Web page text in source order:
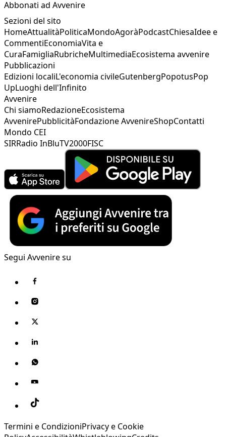
Abbonati ad Avvenire
Sezioni del sito
HomeAttualitàPoliticaMondoAgoràPodcastChiesaIdee e
CommentiEconomiaVita e
CuraFamigliaRubricheMultimediaEcosistema avvenire
Pubblicazioni
Edizioni localiL'economia civileGutenbergPopotusPop
UpLuoghi dell'Infinito
Avvenire
Chi siamoRedazioneEcosistema
AvvenirePubblicitàFondazione AvvenireShopContatti
Mondo CEI
SIRRadio InBluTV2000FISC
Segui Avvenire su
Termini e CondizioniPrivacy e Cookie